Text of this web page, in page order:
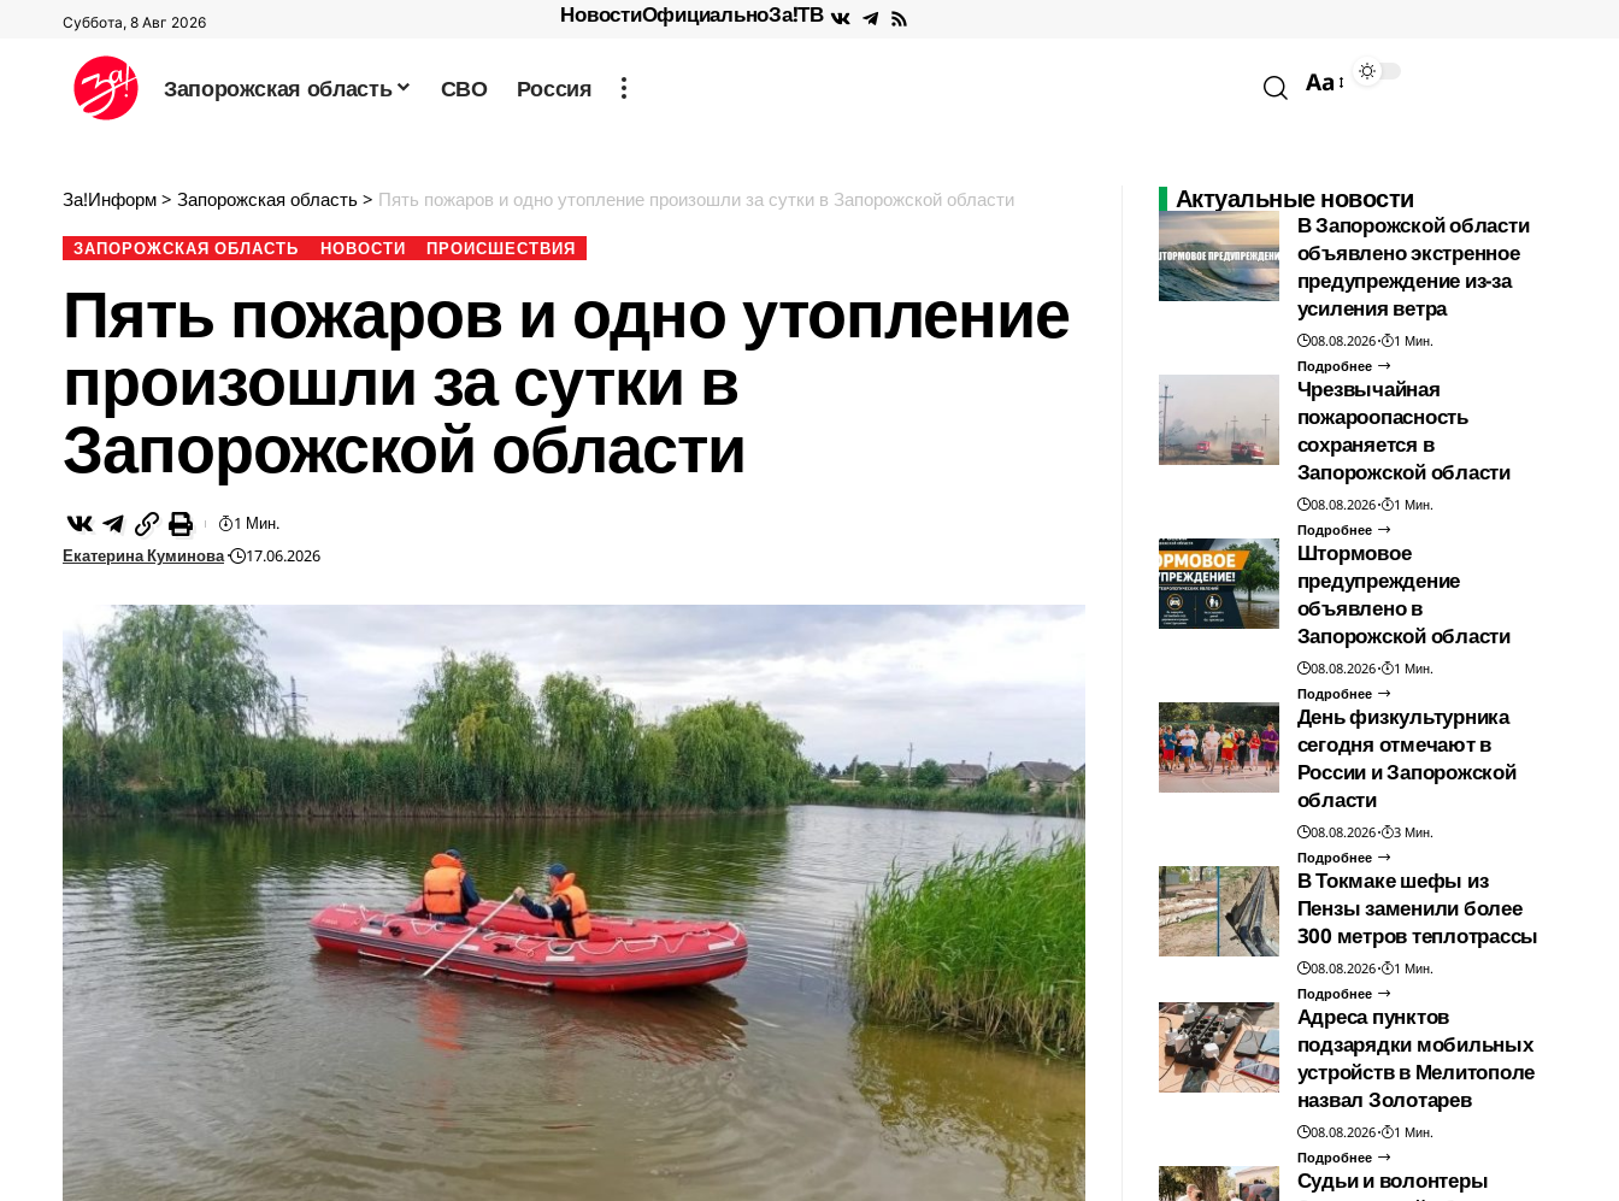
Суббота, 8 Авг 2026 НовостиОфициальноЗа!ТВ
Запорожская область СВО Россия Aa
За!Информ > Запорожская область > Пять пожаров и одно утопление произошли за сутки в Запорожской области
ЗАПОРОЖСКАЯ ОБЛАСТЬ НОВОСТИ ПРОИСШЕСТВИЯ
Пять пожаров и одно утопление
произошли за сутки в
Запорожской области
Екатерина Куминова 17.06.2026
1 Мин.
Актуальные новости
В Запорожской области
объявлено экстренное
предупреждение из-за
усиления ветра
08.08.2026
1 Мин.
Подробнее
Чрезвычайная
пожароопасность
сохраняется в
Запорожской области
08.08.2026
1 Мин.
Подробнее
Штормовое
предупреждение
объявлено в
Запорожской области
08.08.2026
1 Мин.
Подробнее
День физкультурника
сегодня отмечают в
России и Запорожской
области
08.08.2026
3 Мин.
Подробнее
В Токмаке шефы из
Пензы заменили более
300 метров теплотрассы
08.08.2026
1 Мин.
Подробнее
Адреса пунктов
подзарядки мобильных
устройств в Мелитополе
назвал Золотарев
08.08.2026
1 Мин.
Подробнее
Судьи и волонтеры